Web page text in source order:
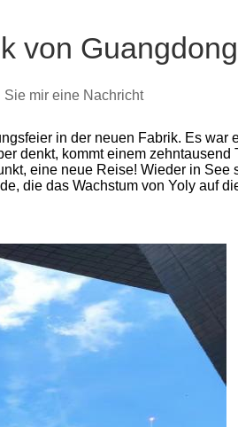
von
Sie mir eine Nachricht
in der neuen Fabrik. Es war
denkt, kommt einem
eine neue Reise! Wieder in See
die das Wachstum von Yoly auf